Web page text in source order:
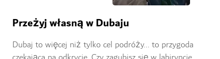
Przeżyj własną w Dubaju
Dubaj to więcej niż tylko cel podróży... to przygoda